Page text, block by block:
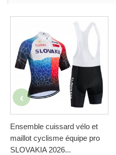
Ensemble cuissard vélo et
maillot cyclisme équipe pro
SLOVAKIA 2026...